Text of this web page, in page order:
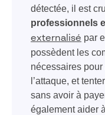
détectée, il est
professionnels
externalisé par
possèdent les
nécessaires
l’attaque, et
sans avoir à
également aider